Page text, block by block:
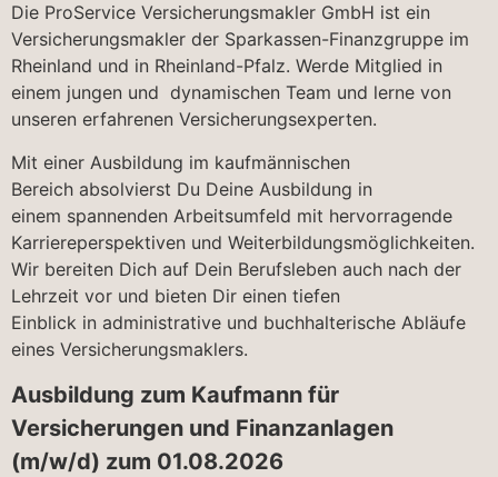
Die ProService Versicherungsmakler GmbH ist ein
Versicherungsmakler der Sparkassen-Finanzgruppe im
Rheinland und in Rheinland-Pfalz. Werde Mitglied in
einem jungen und dynamischen Team und lerne von
unseren erfahrenen Versicherungsexperten.
Mit einer Ausbildung im kaufmännischen
Bereich absolvierst Du Deine Ausbildung in
einem spannenden Arbeitsumfeld mit hervorragende
Karriereperspektiven und Weiterbildungsmöglichkeiten.
Wir bereiten Dich auf Dein Berufsleben auch nach der
Lehrzeit vor und bieten Dir einen tiefen
Einblick in administrative und buchhalterische Abläufe
eines Versicherungsmaklers.
Ausbildung zum Kaufmann für
Versicherungen und Finanzanlagen
(m/w/d) zum 01.08.2026